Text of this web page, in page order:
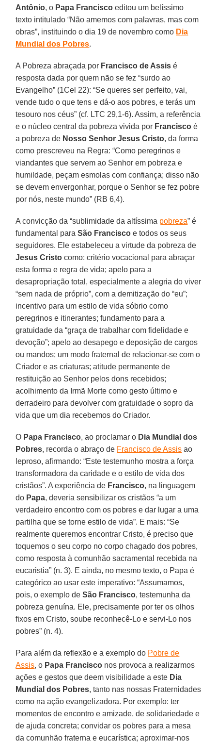
Antônio, o Papa Francisco editou um belíssimo
texto intitulado “Não amemos com palavras, mas com
obras”, instituindo o dia 19 de novembro como Dia
Mundial dos Pobres.
A Pobreza abraçada por Francisco de Assis é
resposta dada por quem não se fez “surdo ao
Evangelho” (1Cel 22): “Se queres ser perfeito, vai,
vende tudo o que tens e dá-o aos pobres, e terás um
tesouro nos céus” (cf. LTC 29,1-6). Assim, a referência
e o núcleo central da pobreza vivida por Francisco é
a pobreza de Nosso Senhor Jesus Cristo, da forma
como prescreveu na Regra: “Como peregrinos e
viandantes que servem ao Senhor em pobreza e
humildade, peçam esmolas com confiança; disso não
se devem envergonhar, porque o Senhor se fez pobre
por nós, neste mundo” (RB 6,4).
A convicção da “sublimidade da altíssima pobreza” é
fundamental paraSão Francisco e todos os seus
seguidores. Ele estabeleceu a virtude da pobreza de
Jesus Cristo como: critério vocacional para abraçar
esta forma e regra de vida; apelo para a
desapropriação total, especialmente a alegria do viver
“sem nada de próprio”, com a demitização do “eu”;
incentivo para um estilo de vida sóbrio como
peregrinos e itinerantes; fundamento para a
gratuidade da “graça de trabalhar com fidelidade e
devoção”; apelo ao desapego e deposição de cargos
ou mandos; um modo fraternal de relacionar-se com o
Criador e as criaturas; atitude permanente de
restituição ao Senhor pelos dons recebidos;
acolhimento da Irmã Morte como gesto último e
derradeiro para devolver com gratuidade o sopro da
vida que um dia recebemos do Criador.
O Papa Francisco, ao proclamar o Dia Mundial dos
Pobres, recorda o abraço de Francisco de Assis ao
leproso, afirmando: “Este testemunho mostra a força
transformadora da caridade e o estilo de vida dos
cristãos”. A experiência de Francisco, na linguagem
do Papa, deveria sensibilizar os cristãos “a um
verdadeiro encontro com os pobres e dar lugar a uma
partilha que se torne estilo de vida”. E mais: “Se
realmente queremos encontrar Cristo, é preciso que
toquemos o seu corpo no corpo chagado dos pobres,
como resposta à comunhão sacramental recebida na
eucaristia” (n. 3). E ainda, no mesmo texto, o Papa é
categórico ao usar este imperativo: “Assumamos,
pois, o exemplo deSão Francisco, testemunha da
pobreza genuína. Ele, precisamente por ter os olhos
fixos em Cristo, soube reconhecê-Lo e servi-Lo nos
pobres” (n. 4).
Para além da reflexão e a exemplo do Pobre de
Assis, o Papa Francisco nos provoca a realizarmos
ações e gestos que deem visibilidade a este Dia
Mundial dos Pobres, tanto nas nossas Fraternidades
como na ação evangelizadora. Por exemplo: ter
momentos de encontro e amizade, de solidariedade e
de ajuda concreta; convidar os pobres para a mesa
da comunhão fraterna e eucarística; aproximar-nos